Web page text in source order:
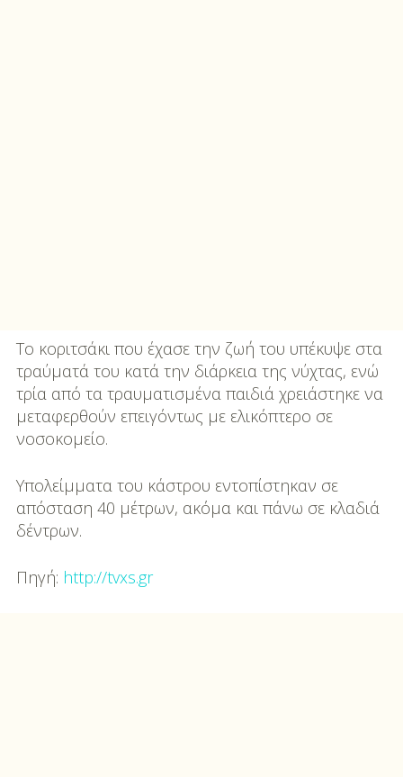
Το κοριτσάκι που έχασε την ζωή του υπέκυψε στα
τραύματά του κατά την διάρκεια της νύχτας, ενώ
τρία από τα τραυματισμένα παιδιά χρειάστηκε να
μεταφερθούν επειγόντως με ελικόπτερο σε
νοσοκομείο.
Υπολείμματα του κάστρου εντοπίστηκαν σε
απόσταση 40 μέτρων, ακόμα και πάνω σε κλαδιά
δέντρων.
Πηγή: http://tvxs.gr